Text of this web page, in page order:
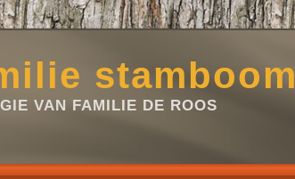
stamboom
VAN FAMILIE DE ROOS